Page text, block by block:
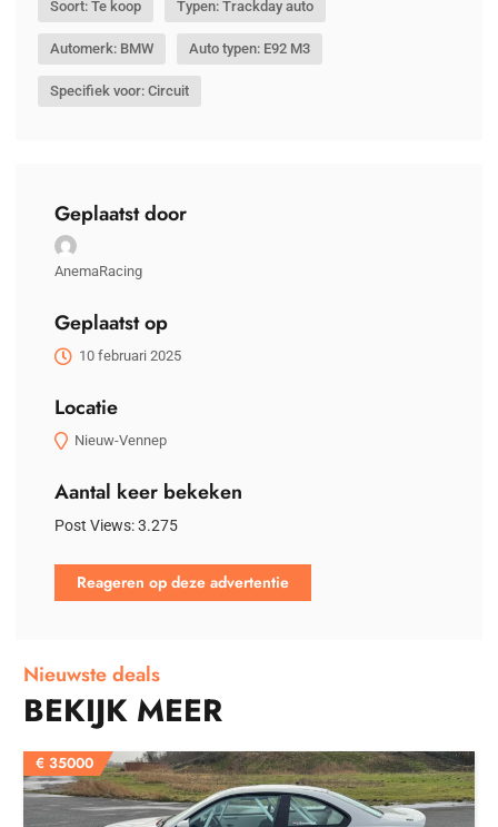
Soort: Te koop Typen: Trackday auto
Automerk: BMW Auto typen: E92 M3
Specifiek voor: Circuit
Geplaatst door
AnemaRacing
Geplaatst op
10 februari 2025
Locatie
Nieuw-Vennep
Aantal keer bekeken
Post Views:3.275
Reageren op deze advertentie
Nieuwste deals
BEKIJK MEER
€ 35000